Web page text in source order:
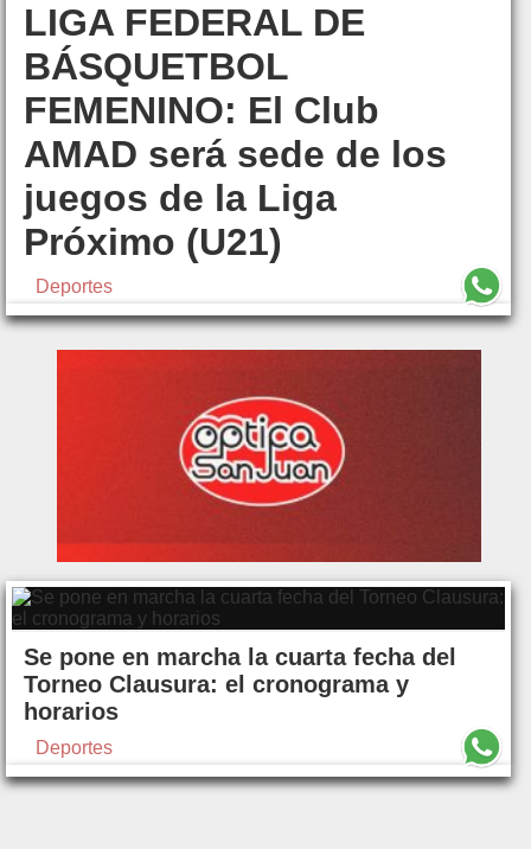
LIGA FEDERAL DE
BÁSQUETBOL
FEMENINO: El Club
AMAD será sede de los
juegos de la Liga
Próximo (U21)
Deportes
Se pone en marcha la cuarta fecha del
Torneo Clausura: el cronograma y
horarios
Deportes